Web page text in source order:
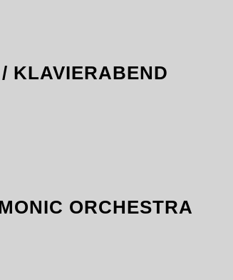
KLAVIERABEND
ORCHESTRA